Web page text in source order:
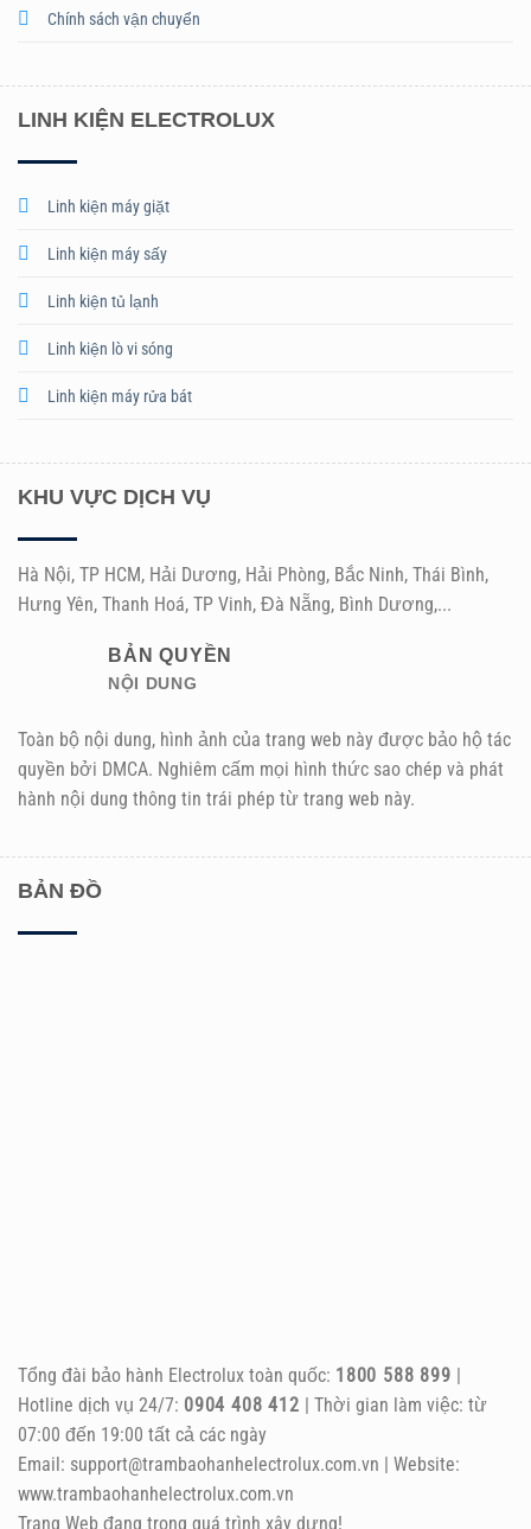
Chính sách vận chuyển
LINH KIỆN ELECTROLUX
Linh kiện máy giặt
Linh kiện máy sấy
Linh kiện tủ lạnh
Linh kiện lò vi sóng
Linh kiện máy rửa bát
KHU VỰC DỊCH VỤ
Hà Nội, TP HCM, Hải Dương, Hải Phòng, Bắc Ninh, Thái Bình,
Hưng Yên, Thanh Hoá, TP Vinh, Đà Nẵng, Bình Dương,...
BẢN QUYỀN
NỘI DUNG
Toàn bộ nội dung, hình ảnh của trang web này được bảo hộ tác
quyền bởi DMCA. Nghiêm cấm mọi hình thức sao chép và phát
hành nội dung thông tin trái phép từ trang web này.
BẢN ĐỒ
Tổng đài bảo hành Electrolux toàn quốc: 1800 588 899 |
Hotline dịch vụ 24/7: 0904 408 412 | Thời gian làm việc: từ
07:00 đến 19:00 tất cả các ngày
Email: support@trambaohanhelectrolux.com.vn | Website:
www.trambaohanhelectrolux.com.vn
Trang Web đang trong quá trình xây dựng!